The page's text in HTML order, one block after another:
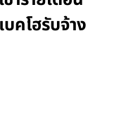
คโฮรับจ้าง